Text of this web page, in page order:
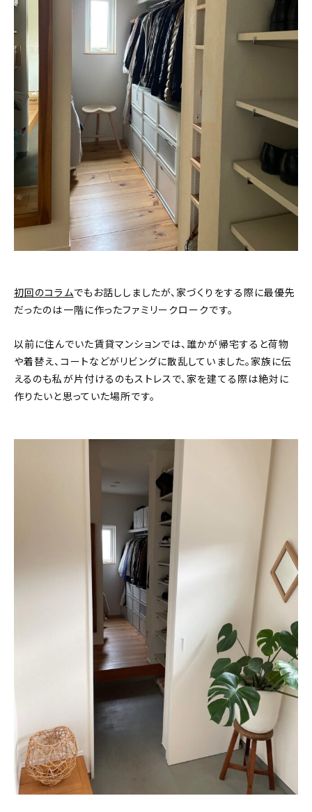
初回のコラムでもお話ししましたが、家づくりをする際に最優先
だったのは一階に作ったファミリークロークです。
以前に住んでいた賃貸マンションでは、誰かが帰宅すると荷物
や着替え、コートなどがリビングに散乱していました。家族に伝
えるのも私が片付けるのもストレスで、家を建てる際は絶対に
作りたいと思っていた場所です。